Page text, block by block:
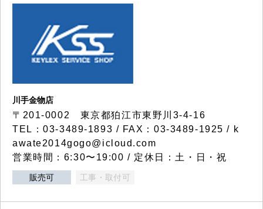
川手金物店
〒201-0002 東京都狛江市東野川3-4-16
TEL：03-3489-1893 / FAX：03-3489-1925 / k
awate2014gogo@icloud.com
営業時間：6:30〜19:00 / 定休日：土・日・祝
販売可 工事・取付可